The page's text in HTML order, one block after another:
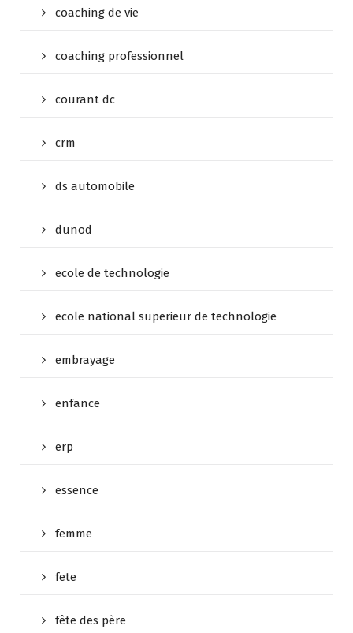
coaching de vie
coaching professionnel
courant dc
crm
ds automobile
dunod
ecole de technologie
ecole national superieur de technologie
embrayage
enfance
erp
essence
femme
fete
fête des père